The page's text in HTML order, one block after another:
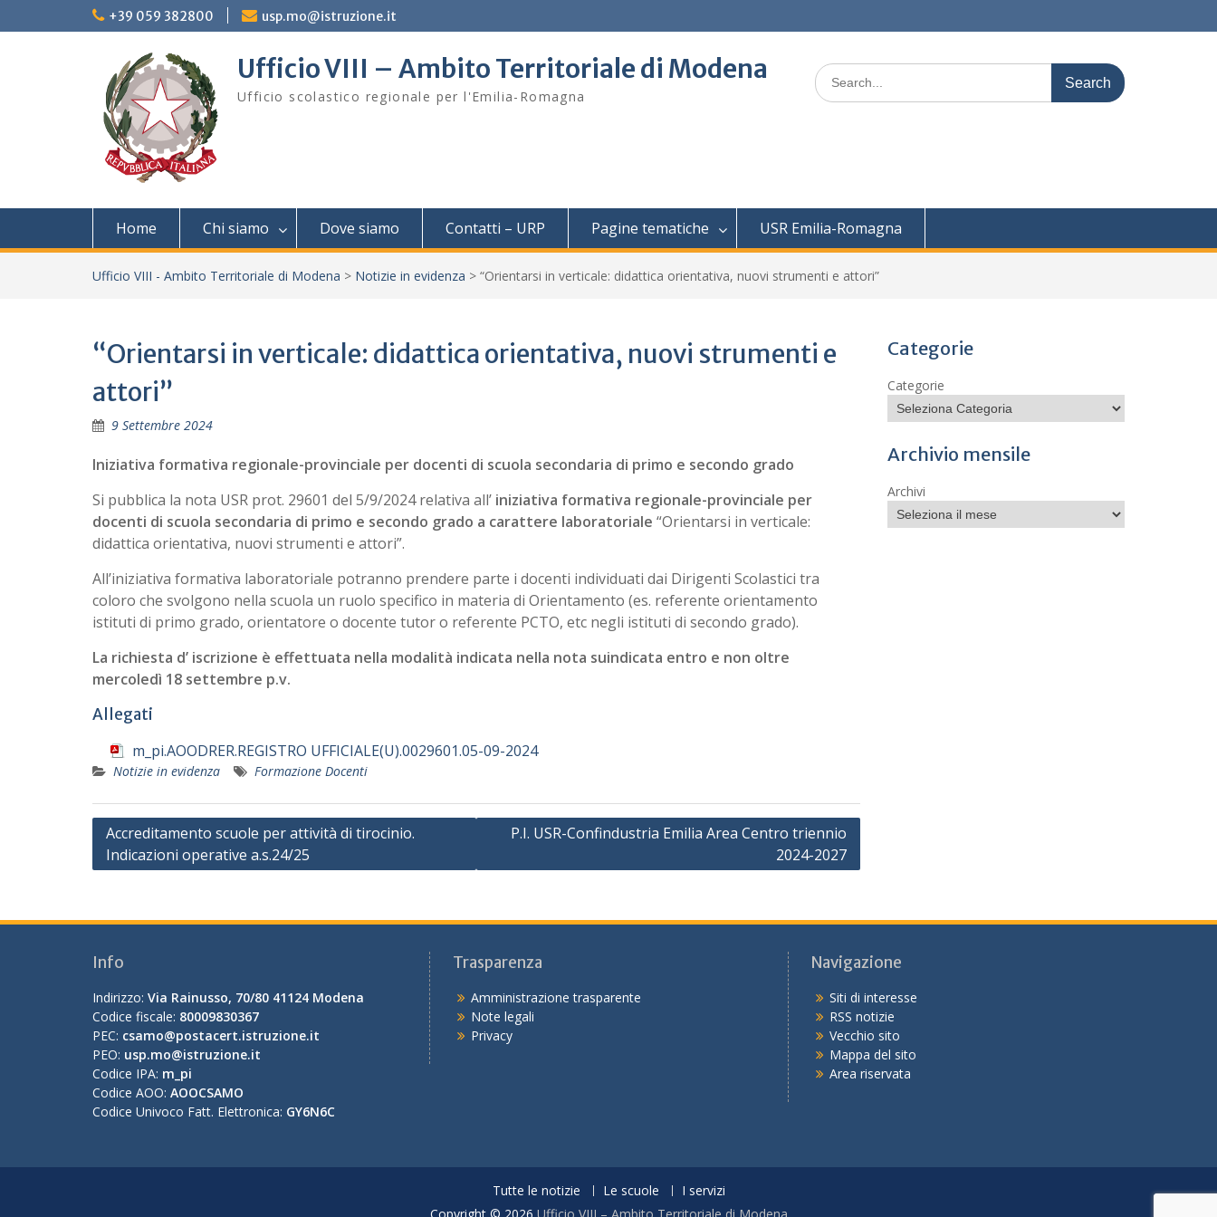
to
+39 059 382800 usp.mo@istruzione.it
Ufficio VIII – Ambito Territoriale di Modena
Ufficio scolastico regionale per l'Emilia-Romagna
Search
for:
Home Chi siamo Dove siamo Contatti – URP Pagine tematiche USR Emilia-Romagna
Ufficio VIII - Ambito Territoriale di Modena > Notizie in evidenza > “Orientarsi in verticale: didattica orientativa, nuovi strumenti e attori”
“Orientarsi in verticale: didattica orientativa, nuovi strumenti e
attori”
9 Settembre 2024
Iniziativa formativa regionale-provinciale per docenti di scuola secondaria di primo e secondo grado
Si pubblica la nota USR prot. 29601 del 5/9/2024 relativa all’ iniziativa formativa regionale-provinciale per
docenti di scuola secondaria di primo e secondo grado a carattere laboratoriale “Orientarsi in verticale:
didattica orientativa, nuovi strumenti e attori”.
All’iniziativa formativa laboratoriale potranno prendere parte i docenti individuati dai Dirigenti Scolastici tra
coloro che svolgono nella scuola un ruolo specifico in materia di Orientamento (es. referente orientamento
istituti di primo grado, orientatore o docente tutor o referente PCTO, etc negli istituti di secondo grado).
La richiesta d’ iscrizione è effettuata nella modalità indicata nella nota suindicata entro e non oltre
mercoledì 18 settembre p.v.
Allegati
m_pi.AOODRER.REGISTRO UFFICIALE(U).0029601.05-09-2024
Notizie in evidenza Formazione Docenti
Navigazione
articoli
Accreditamento scuole per attività di tirocinio.
Indicazioni operative a.s.24/25
P.I. USR-Confindustria Emilia Area Centro triennio
2024-2027
Categorie
Categorie
Archivio mensile
Archivi
Info
Indirizzo: Via Rainusso, 70/80 41124 Modena
Codice fiscale: 80009830367
PEC: csamo@postacert.istruzione.it
PEO: usp.mo@istruzione.it
Codice IPA: m_pi
Codice AOO: AOOCSAMO
Codice Univoco Fatt. Elettronica: GY6N6C
Trasparenza
Amministrazione trasparente
Note legali
Privacy
Navigazione
Siti di interesse
RSS notizie
Vecchio sito
Mappa del sito
Area riservata
Tutte le notizie Le scuole
I servizi